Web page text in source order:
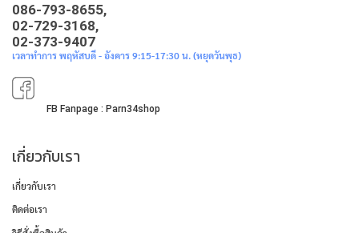
086-793-8655,
02-729-3168,
02-373-9407
เวลาทำการ พฤหัสบดี - อังคาร 9:15-17:30 น. (หยุดวันพุธ)
FB Fanpage : Parn34shop
เกี่ยวกับเรา
เกี่ยวกับเรา
ติดต่อเรา